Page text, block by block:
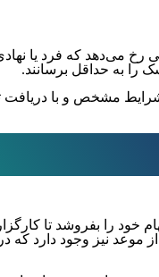
می‌دهد که فرد یا نهادی
را به حداقل برسانند.
مشخص و با دریافت
را بفروشد تا
نیز وجود دارد که